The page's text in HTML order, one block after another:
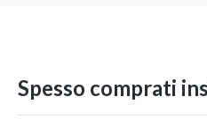
Spesso comprati